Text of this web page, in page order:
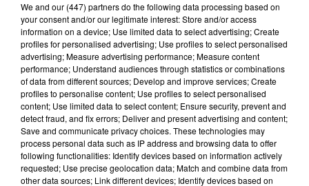
Lecture (4 min 19 sec)
We and our (447) partnersdo the following data processing based on
your consent and/or our legitimate interest: Store and/or access
information on a device; Use limited data to select advertising; Create
profiles for personalised advertising; Use profiles to select personalised
advertising; Measure advertising performance; Measure content
performance; Understand audiences through statistics or combinations
of data from different sources; Develop and improve services; Create
profiles to personalise content; Use profiles to select personalised
content; Use limited data to select content; Ensure security, prevent and
detect fraud, and fix errors; Deliver and present advertising and content;
Save and communicate privacy choices. These technologies may
process personal data such as IP address and browsing data to offer
following functionalities: Identify devices based on information actively
requested; Use precise geolocation data; Match and combine data from
other data sources; Link different devices; Identify devices based on